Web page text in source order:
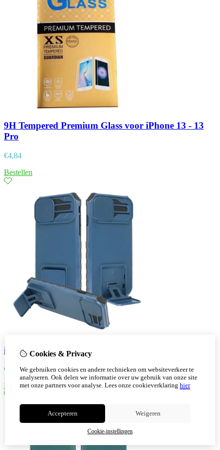
9H Tempered Premium Glass voor iPhone 13 - 13
Pro
€4,84
Bestellen
iPhone 13 Window Stand Back cover Blauw
€
9,30
Bestellen
Cookies & Privacy
We gebruiken cookies en andere technieken om websiteverkeer te
analyseren. Ook delen we informatie over uw gebruik van onze site
met onze partners voor analyse. Lees onze cookieverklaring hier
Accepteren Weigeren
Cookie-instellingen